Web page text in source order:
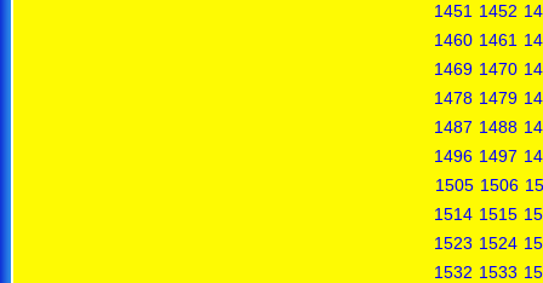
1451 1452
1460 1461
1469 1470
1478 1479
1487 1488
1496 1497
1505 1506
1514 1515
1523 1524
1532 1533